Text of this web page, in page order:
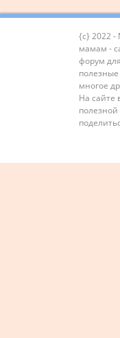
{c} 2022 -
мамам -
форум
многое
На сайте